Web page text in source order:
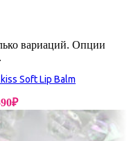
вариаций. Опции
Soft Lip Balm